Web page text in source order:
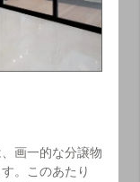
画一的な分譲物
。このあたり